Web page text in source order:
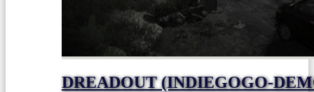
DREADOUT (INDIEGOGO-